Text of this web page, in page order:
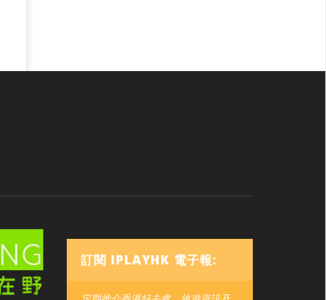
訂閱 IPLAYHK 電子報: